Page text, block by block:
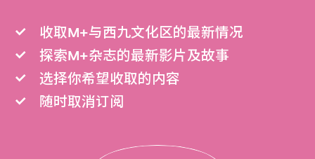
收取M+与西九文化区的最新情况
探索M+杂志的最新影片及故事
选择你希望收取的内容
随时取消订阅